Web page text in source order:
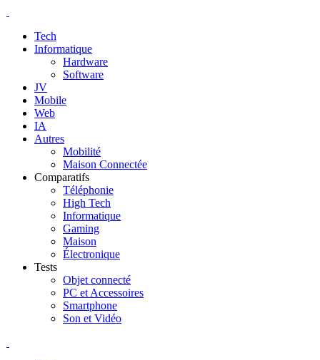
Tech
Informatique
Hardware
Software
JV
Mobile
Web
IA
Autres
Mobilité
Maison Connectée
Comparatifs
Téléphonie
High Tech
Informatique
Gaming
Maison
Électronique
Tests
Objet connecté
PC et Accessoires
Smartphone
Son et Vidéo